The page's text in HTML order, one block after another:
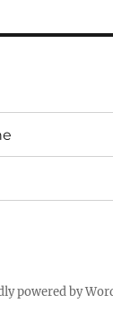
powered by